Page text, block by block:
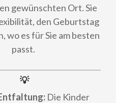
gewünschten Ort. Sie
den Geburtstag
wo es für Sie am besten
passt.
💡
Die Kinder